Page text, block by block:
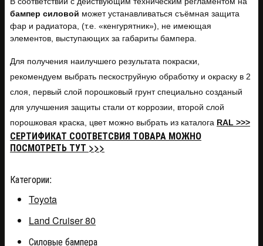
бампер силовой может устанавливаться съёмная защита
фар и радиатора, (т.е. «кенгурятник»), не имеющая
элементов, выступающих за габариты бампера.
Для получения наилучшего результата покраски,
рекомендуем выбрать пескоструйную обработку и окраску в 2
слоя, первый слой порошковый грунт специально созданый
для улучшения защиты стали от коррозии, второй слой
порошковая краска, цвет можно выбрать из каталога RAL >>>
СЕРТИФИКАТ СООТВЕТСВИЯ ТОВАРА МОЖНО
ПОСМОТРЕТЬ ТУТ >>>
Категории:
Toyota
Land Cruiser 80
Силовые бампера